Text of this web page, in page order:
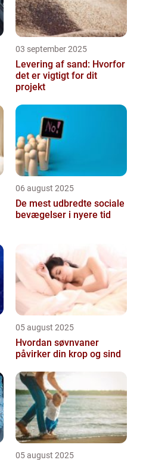
03 september 2025
Levering af sand: Hvorfor
det er vigtigt for dit
projekt
06 august 2025
De mest udbredte sociale
bevægelser i nyere tid
05 august 2025
Hvordan søvnvaner
påvirker din krop og sind
05 august 2025